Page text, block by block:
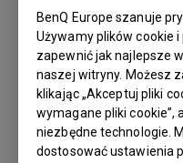
BenQ Europe szanuje
Używamy plików cookie
zapewnić jak najlepsze
naszej witryny. Możesz
klikając „Akceptuj pliki
wymagane pliki cookie”,
niezbędne technologie.
dostosować ustawienia
Podgląd
Instrukcja obsługi